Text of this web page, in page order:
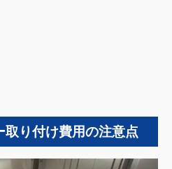
取り付け費用の注意点